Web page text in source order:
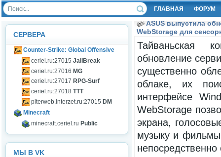
ГЛАВНАЯ ФОРУМ
СЕРВЕРА
Counter-Strike: Global Offensive
ceriel.ru:27015 JailBreak
ceriel.ru:27016 MG
ceriel.ru:27017 RPG-Surf
ceriel.ru:27018 TTT
piterweb.interzet.ru:27015 DM
Minecraft
minecraft.ceriel.ru Public
МЫ В VK
ASUS выпустила
WebStorage для
Тайваньская
обновление
существенно
облаке, их
интерфейсе
WebStorage
экрана,
музыку и